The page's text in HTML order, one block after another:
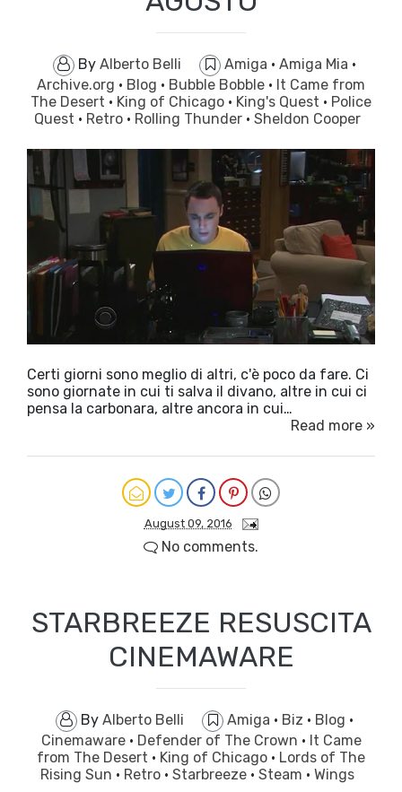
By Alberto Belli Amiga · Amiga Mia ·
Archive.org · Blog · Bubble Bobble · It Came from
The Desert · King of Chicago · King's Quest · Police
Quest · Retro · Rolling Thunder · Sheldon Cooper
Certi giorni sono meglio di altri, c'è poco da fare. Ci
sono giornate in cui ti salva il divano, altre in cui ci
pensa la carbonara, altre ancora in cui…
Read more »
August 09, 2016
No comments.
STARBREEZE RESUSCITA
CINEMAWARE
By Alberto Belli Amiga · Biz · Blog ·
Cinemaware · Defender of The Crown · It Came
from The Desert · King of Chicago · Lords of The
Rising Sun · Retro · Starbreeze · Steam · Wings